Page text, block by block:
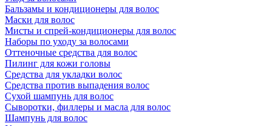
Бальзамы и кондиционеры для волос
Маски для волос
Мисты и спрей-кондиционеры для волос
Наборы по уходу за волосами
Оттеночные средства для волос
Пилинг для кожи головы
Средства для укладки волос
Средства против выпадения волос
Сухой шампунь для волос
Сыворотки, филлеры и масла для волос
Шампунь для волос